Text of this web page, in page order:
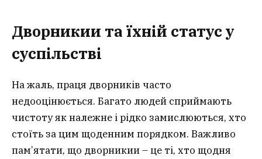
Дворникии та їхній статус у
суспільстві
На жаль, праця дворників часто
недооцінюється. Багато людей сприймають
чистоту як належне і рідко замислюються, хто
стоїть за цим щоденним порядком. Важливо
пам’ятати, що дворникии – це ті, хто щодня